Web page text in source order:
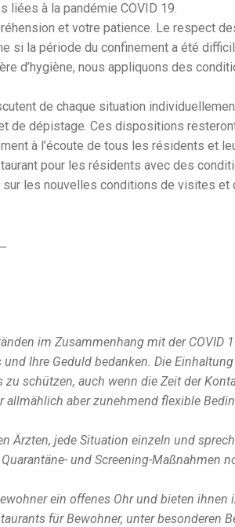
à la pandémie COVID 19.
et votre patience. Le respect
si la période du confinement a été
d’hygiène, nous appliquons des
de chaque situation
de dépistage. Ces dispositions
à l’écoute de tous les résidents et
pour les résidents avec des
les nouvelles conditions de visites
im Zusammenhang mit der COVID
Ihre Geduld bedanken. Die
schützen, auch wenn die Zeit der
aber zunehmend flexible
Ärzten, jede Situation einzeln und
und Screening-Maßnahmen
ein offenes Ohr und bieten
für Bewohner, unter besonderen